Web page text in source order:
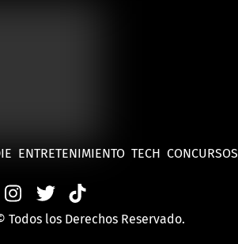
ENTRETENIMIENTO TECH CONCURSOS
Todos los Derechos Reservado.